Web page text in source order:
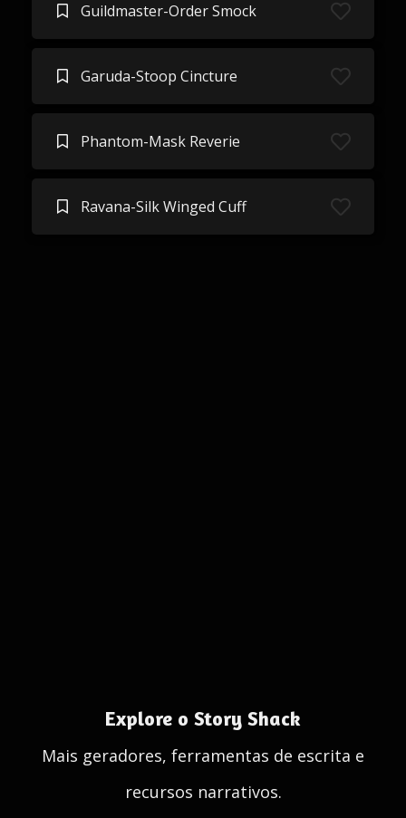
Guildmaster-Order Smock
Garuda-Stoop Cincture
Phantom-Mask Reverie
Ravana-Silk Winged Cuff
Explore o Story Shack
Mais geradores, ferramentas de escrita e
recursos narrativos.